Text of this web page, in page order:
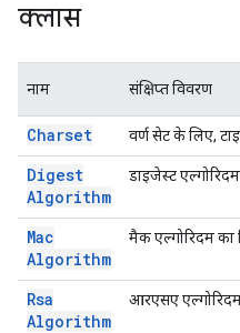
क्लास
नाम संक्षिप्त विवरण
Charset वर्ण सेट के लिए,
Digest
Algorithm
डाइजेस्ट
Mac
Algorithm
मैक एल्गोरिदम का
Rsa
Algorithm
आरएसए